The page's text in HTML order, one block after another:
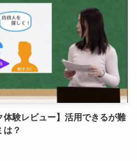
体験レビュー】活用できるが難
は？